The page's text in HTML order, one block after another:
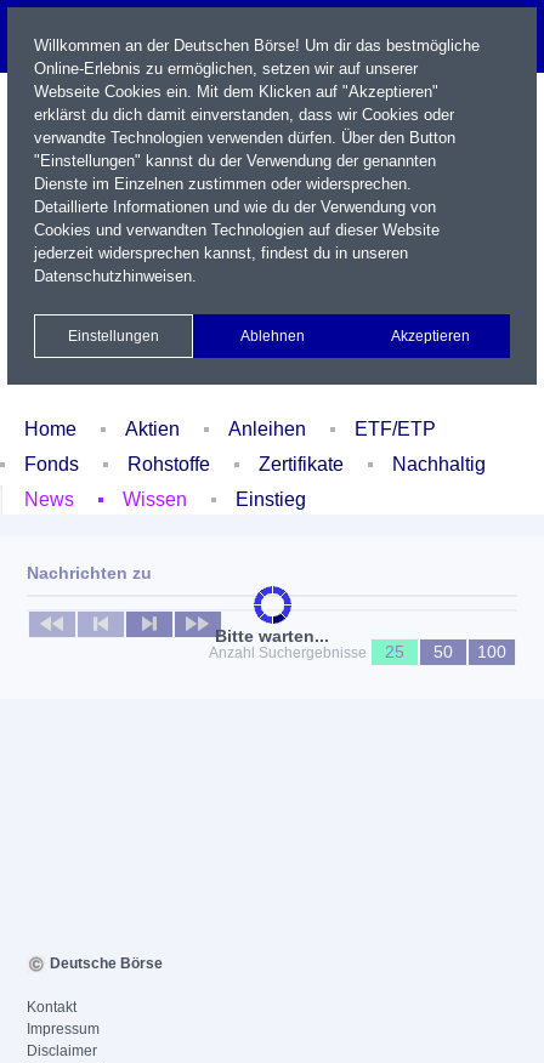
Name / WKN / ISIN / Kürzel
Xetra Realtime
Watchlist Portfolio Login
Home Aktien Anleihen
ETF/ETP
Fonds
Rohstoffe Zertifikate
Nachhaltig
News
Wissen Einstieg
Bitte warten...
Nachrichten zu
Keine News verfügbar
Anzahl Suchergebnisse
25 50 100
Willkommen an der Deutschen Börse! Um dir das bestmögliche
Online-Erlebnis zu ermöglichen, setzen wir auf unserer
Webseite Cookies ein. Mit dem Klicken auf "Akzeptieren"
erklärst du dich damit einverstanden, dass wir Cookies oder
verwandte Technologien verwenden dürfen. Über den Button
"Einstellungen" kannst du der Verwendung der genannten
Dienste im Einzelnen zustimmen oder widersprechen.
Detaillierte Informationen und wie du der Verwendung von
Cookies und verwandten Technologien auf dieser Website
jederzeit widersprechen kannst, findest du in unseren
Datenschutzhinweisen.
Einstellungen Ablehnen Akzeptieren
Deutsche Börse
Kontakt
Impressum
Disclaimer